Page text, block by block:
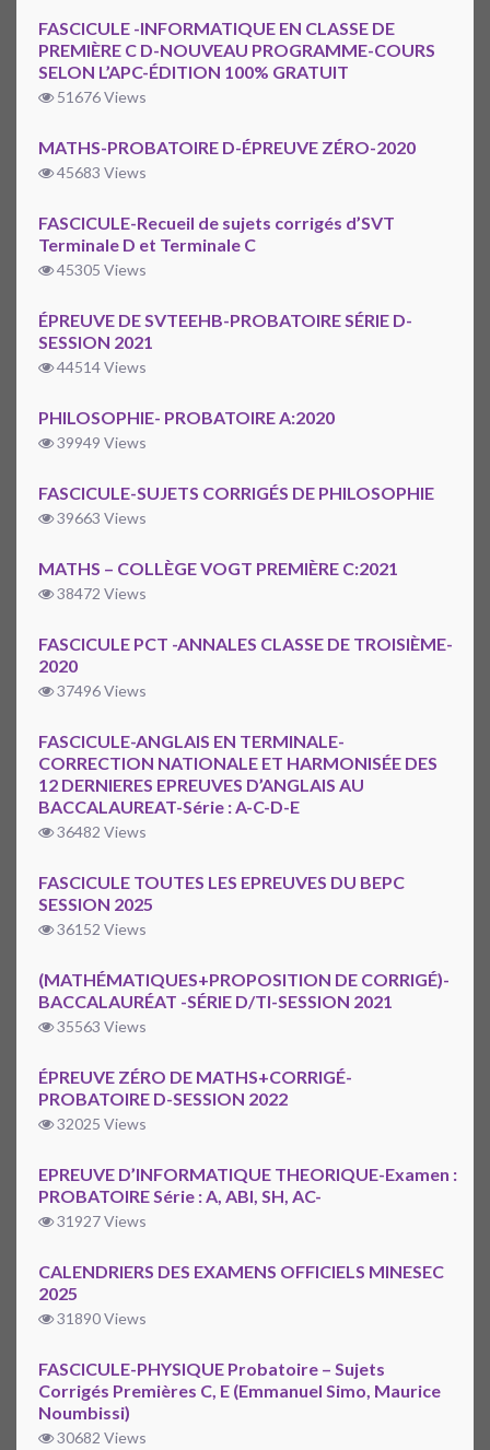
FASCICULE -INFORMATIQUE EN CLASSE DE
PREMIÈRE C D-NOUVEAU PROGRAMME-COURS
SELON L’APC-ÉDITION 100% GRATUIT
51676 Views
MATHS-PROBATOIRE D-ÉPREUVE ZÉRO-2020
45683 Views
FASCICULE-Recueil de sujets corrigés d’SVT
Terminale D et Terminale C
45305 Views
ÉPREUVE DE SVTEEHB-PROBATOIRE SÉRIE D-
SESSION 2021
44514 Views
PHILOSOPHIE- PROBATOIRE A:2020
39949 Views
FASCICULE-SUJETS CORRIGÉS DE PHILOSOPHIE
39663 Views
MATHS – COLLÈGE VOGT PREMIÈRE C:2021
38472 Views
FASCICULE PCT -ANNALES CLASSE DE TROISIÈME-
2020
37496 Views
FASCICULE-ANGLAIS EN TERMINALE-
CORRECTION NATIONALE ET HARMONISÉE DES
12 DERNIERES EPREUVES D’ANGLAIS AU
BACCALAUREAT-Série : A-C-D-E
36482 Views
FASCICULE TOUTES LES EPREUVES DU BEPC
SESSION 2025
36152 Views
(MATHÉMATIQUES+PROPOSITION DE CORRIGÉ)-
BACCALAURÉAT -SÉRIE D/TI-SESSION 2021
35563 Views
ÉPREUVE ZÉRO DE MATHS+CORRIGÉ-
PROBATOIRE D-SESSION 2022
32025 Views
EPREUVE D’INFORMATIQUE THEORIQUE-Examen :
PROBATOIRE Série : A, ABI, SH, AC-
31927 Views
CALENDRIERS DES EXAMENS OFFICIELS MINESEC
2025
31890 Views
FASCICULE-PHYSIQUE Probatoire – Sujets
Corrigés Premières C, E (Emmanuel Simo, Maurice
Noumbissi)
30682 Views